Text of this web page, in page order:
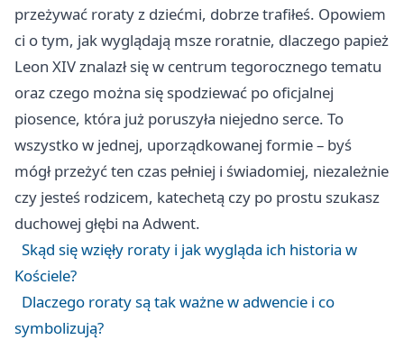
przeżywać roraty z dziećmi, dobrze trafiłeś. Opowiem
ci o tym, jak wyglądają msze roratnie, dlaczego papież
Leon XIV znalazł się w centrum tegorocznego tematu
oraz czego można się spodziewać po oficjalnej
piosence, która już poruszyła niejedno serce. To
wszystko w jednej, uporządkowanej formie – byś
mógł przeżyć ten czas pełniej i świadomiej, niezależnie
czy jesteś rodzicem, katechetą czy po prostu szukasz
duchowej głębi na Adwent.
Skąd się wzięły roraty i jak wygląda ich historia w
Kościele?
Dlaczego roraty są tak ważne w adwencie i co
symbolizują?